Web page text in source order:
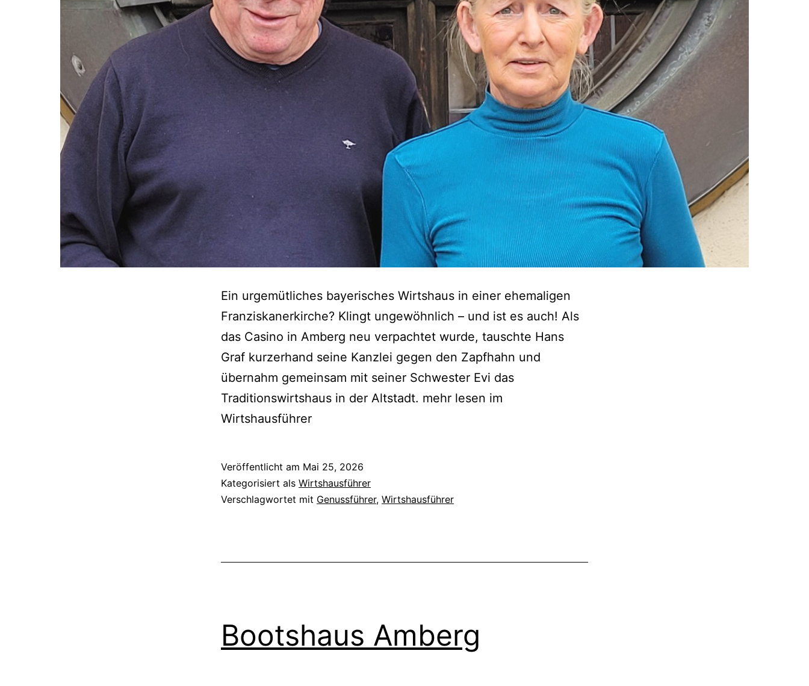
Ein urgemütliches bayerisches Wirtshaus in einer ehemaligen
Franziskanerkirche? Klingt ungewöhnlich – und ist es auch! Als
das Casino in Amberg neu verpachtet wurde, tauschte Hans
Graf kurzerhand seine Kanzlei gegen den Zapfhahn und
übernahm gemeinsam mit seiner Schwester Evi das
Traditionswirtshaus in der Altstadt. mehr lesen im
Wirtshausführer
Veröffentlicht am Mai 25, 2026
Kategorisiert als Wirtshausführer
Verschlagwortet mit Genussführer, Wirtshausführer
Bootshaus Amberg